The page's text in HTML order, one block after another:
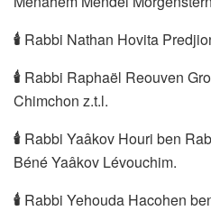
🕯 Rabbi Nathan Hovita
🕯 Rabbi Raphaël Reouven
Chimchon z.t.l.
🕯 Rabbi Yaâkov Houri ben
Béné Yaâkov Lévouchim.
🕯 Rabbi Yehouda Hacohen